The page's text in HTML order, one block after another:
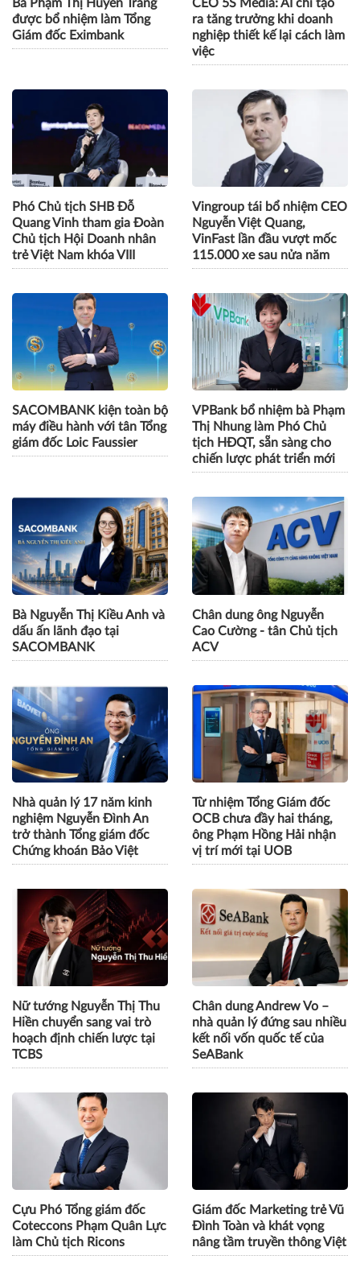
Bà Phạm Thị Huyền Trang
được bổ nhiệm làm Tổng
Giám đốc Eximbank
CEO 5S Media: AI chỉ tạo
ra tăng trưởng khi doanh
nghiệp thiết kế lại cách làm
việc
Phó Chủ tịch SHB Đỗ
Quang Vinh tham gia Đoàn
Chủ tịch Hội Doanh nhân
trẻ Việt Nam khóa VIII
Vingroup tái bổ nhiệm CEO
Nguyễn Việt Quang,
VinFast lần đầu vượt mốc
115.000 xe sau nửa năm
SACOMBANK kiện toàn bộ
máy điều hành với tân Tổng
giám đốc Loic Faussier
VPBank bổ nhiệm bà Phạm
Thị Nhung làm Phó Chủ
tịch HĐQT, sẵn sàng cho
chiến lược phát triển mới
Bà Nguyễn Thị Kiều Anh và
dấu ấn lãnh đạo tại
SACOMBANK
Chân dung ông Nguyễn
Cao Cường - tân Chủ tịch
ACV
Nhà quản lý 17 năm kinh
nghiệm Nguyễn Đình An
trở thành Tổng giám đốc
Chứng khoán Bảo Việt
Từ nhiệm Tổng Giám đốc
OCB chưa đầy hai tháng,
ông Phạm Hồng Hải nhận
vị trí mới tại UOB
Nữ tướng Nguyễn Thị Thu
Hiền chuyển sang vai trò
hoạch định chiến lược tại
TCBS
Chân dung Andrew Vo –
nhà quản lý đứng sau nhiều
kết nối vốn quốc tế của
SeABank
Cựu Phó Tổng giám đốc
Coteccons Phạm Quân Lực
làm Chủ tịch Ricons
Giám đốc Marketing trẻ Vũ
Đình Toàn và khát vọng
nâng tầm truyền thông Việt